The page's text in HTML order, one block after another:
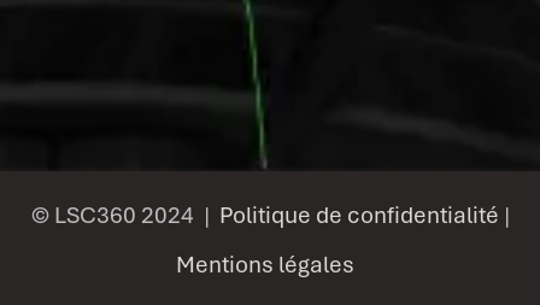
© LSC360 2024 | Politique de confidentialité |
Mentions légales